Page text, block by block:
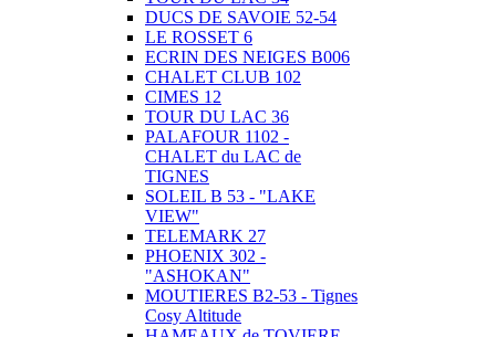
DUCS DE SAVOIE 52-54
LE ROSSET 6
ECRIN DES NEIGES B006
CHALET CLUB 102
CIMES 12
TOUR DU LAC 36
PALAFOUR 1102 -
CHALET du LAC de
TIGNES
SOLEIL B 53 - "LAKE
VIEW"
TELEMARK 27
PHOENIX 302 -
"ASHOKAN"
MOUTIERES B2-53 - Tignes
Cosy Altitude